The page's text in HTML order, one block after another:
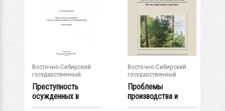
Восточно-Сибирский
государственный
университет...
Преступность
осужденных в
местах лишения
Восточно-Сибирский
государственный
университет...
Проблемы
производства и
применения